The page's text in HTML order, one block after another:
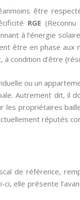
être
RGE
à l’énergie
être en phase aux
condition d’être
ou un
Autrement dit, il
les propriétaires
réputés
de référence,
ci, elle présente